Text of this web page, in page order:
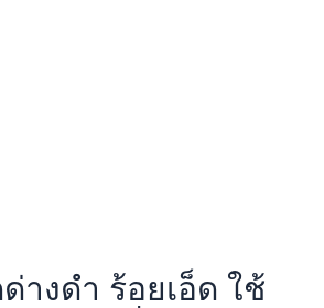
างดำ ร้อยเอ็ด ใช้